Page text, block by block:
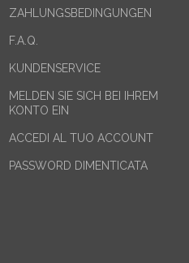
ZAHLUNGSBEDINGUNGEN
F.A.Q.
KUNDENSERVICE
MELDEN SIE SICH BEI IHREM
KONTO EIN
ACCEDI AL TUO ACCOUNT
PASSWORD DIMENTICATA